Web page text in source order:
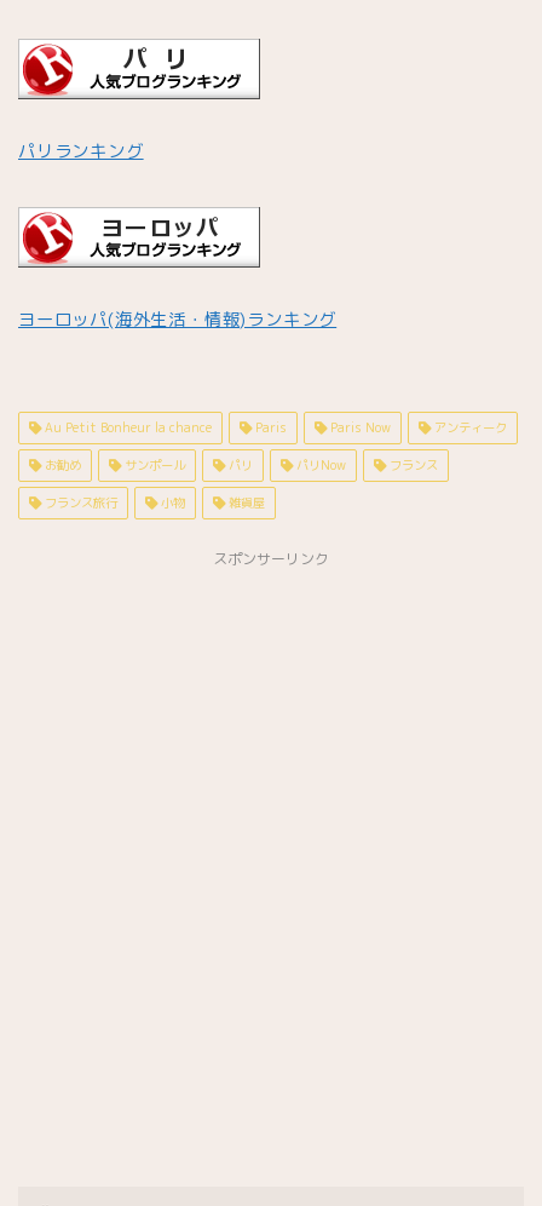
パリランキング
ヨーロッパ(海外生活・情報)ランキング
Au Petit Bonheur la chance Paris Paris Now アンティーク
お勧め サンポール パリ パリNow フランス
フランス旅行 小物 雑貨屋
スポンサーリンク